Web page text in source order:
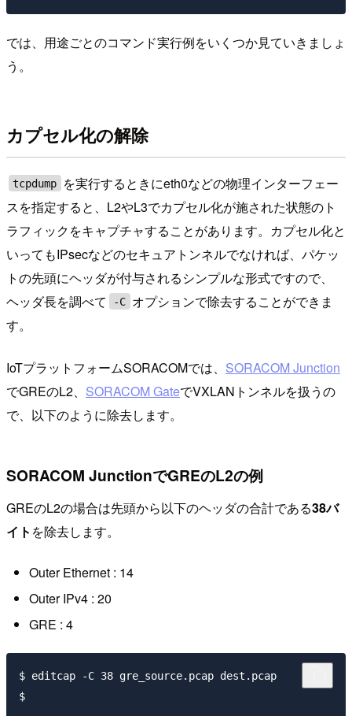
では、用途ごとのコマンド実行例をいくつか見ていきましょ
う。
カプセル化の解除
tcpdump
を実行するときにeth0などの物理インターフェー
スを指定すると、L2やL3でカプセル化が施された状態のト
ラフィックをキャプチャすることがあります。カプセル化と
いってもIPsecなどのセキュアトンネルでなければ、パケッ
トの先頭にヘッダが付与されるシンプルな形式ですので、
ヘッダ長を調べて
-C オプションで除去することができま
す。
IoTプラットフォームSORACOMでは、 SORACOM Junction
でGREのL2、 SORACOM GateでVXLANトンネルを扱うの
で、以下のように除去します。
SORACOM JunctionでGREのL2の例
GREのL2の場合は先頭から以下のヘッダの合計である38バ
イト を除去します。
Outer Ethernet : 14
Outer IPv4 : 20
GRE : 4
$ editcap -C 38 gre_source.pcap dest.pcap